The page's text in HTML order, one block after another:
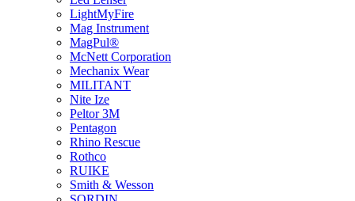
LightMyFire
Mag Instrument
MagPul®
McNett Corporation
Mechanix Wear
MILITANT
Nite Ize
Peltor 3M
Pentagon
Rhino Rescue
Rothco
RUIKE
Smith & Wesson